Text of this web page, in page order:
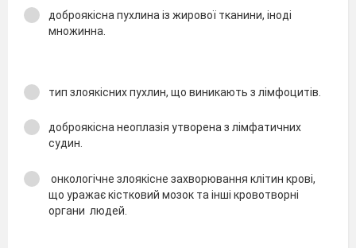
доброякісна пухлина із жирової тканини, іноді
множинна.
тип злоякісних пухлин, що виникають з лімфоцитів.
доброякісна неоплазія утворена з лімфатичних
судин.
онкологічне злоякісне захворювання клітин крові,
що уражає кістковий мозок та інші кровотворні
органи людей.